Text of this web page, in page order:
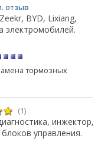
отзыв
BYD, Lixiang,
электромобилей.
тормозных
(1)
инжектор,
управления.